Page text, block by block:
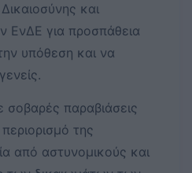
και
ΕνΔΕ για προσπάθεια
υπόθεση και να
παραβιάσεις
της
από αστυνομικούς και